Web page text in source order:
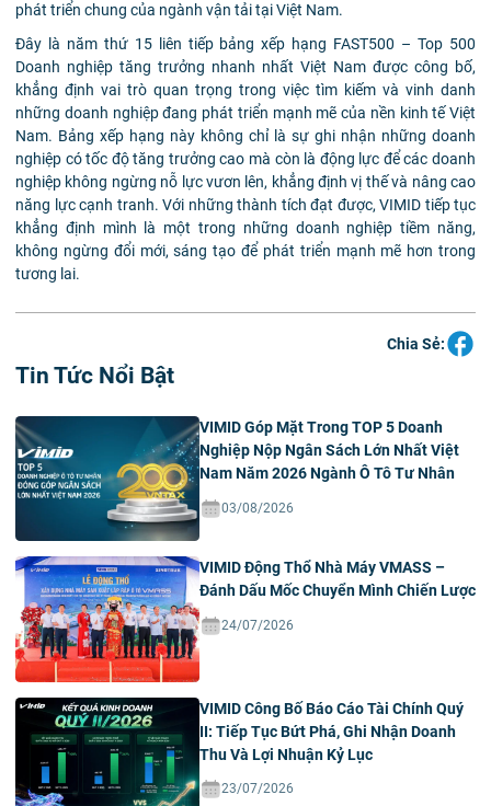
phát triển chung của ngành vận tải tại Việt Nam.
Đây là năm thứ 15 liên tiếp bảng xếp hạng FAST500 – Top 500
Doanh nghiệp tăng trưởng nhanh nhất Việt Nam được công bố,
khẳng định vai trò quan trọng trong việc tìm kiếm và vinh danh
những doanh nghiệp đang phát triển mạnh mẽ của nền kinh tế Việt
Nam. Bảng xếp hạng này không chỉ là sự ghi nhận những doanh
nghiệp có tốc độ tăng trưởng cao mà còn là động lực để các doanh
nghiệp không ngừng nỗ lực vươn lên, khẳng định vị thế và nâng cao
năng lực cạnh tranh. Với những thành tích đạt được, VIMID tiếp tục
khẳng định mình là một trong những doanh nghiệp tiềm năng,
không ngừng đổi mới, sáng tạo để phát triển mạnh mẽ hơn trong
tương lai.
Chia Sẻ:
Tin Tức Nổi Bật
VIMID Góp Mặt Trong TOP 5 Doanh
Nghiệp Nộp Ngân Sách Lớn Nhất Việt
Nam Năm 2026 Ngành Ô Tô Tư Nhân
03/08/2026
VIMID Động Thổ Nhà Máy VMASS –
Đánh Dấu Mốc Chuyển Mình Chiến Lược
24/07/2026
VIMID Công Bố Báo Cáo Tài Chính Quý
II: Tiếp Tục Bứt Phá, Ghi Nhận Doanh
Thu Và Lợi Nhuận Kỷ Lục
23/07/2026